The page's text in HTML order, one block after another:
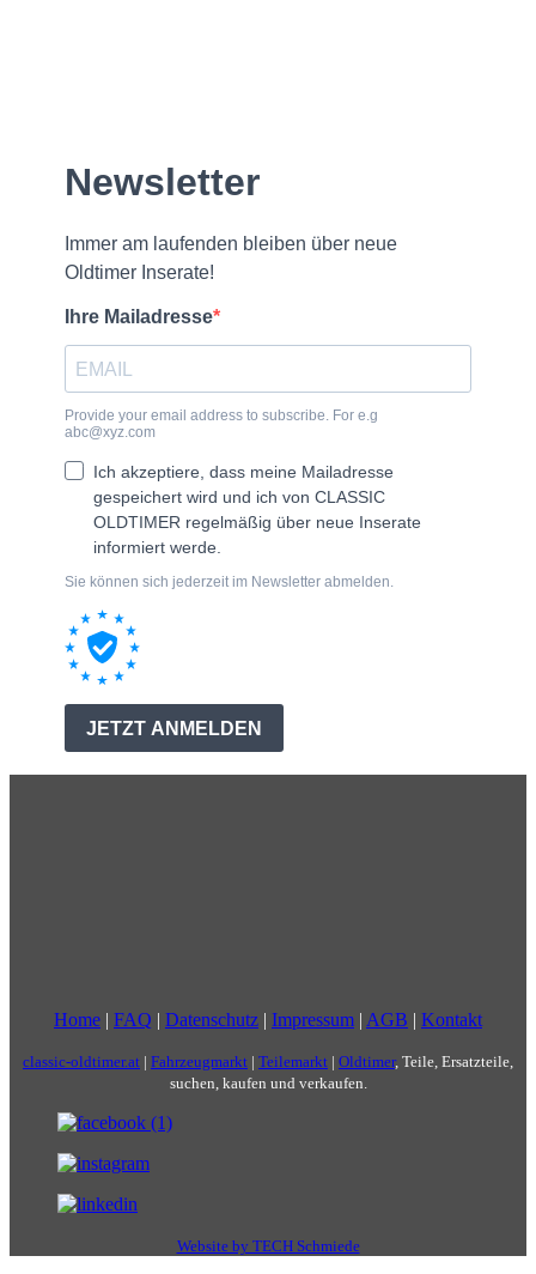
Home | FAQ | Datenschutz | Impressum | AGB | Kontakt
classic-oldtimer.at | Fahrzeugmarkt | Teilemarkt | Oldtimer, Teile, Ersatzteile,
suchen, kaufen und verkaufen.
Website by TECH Schmiede